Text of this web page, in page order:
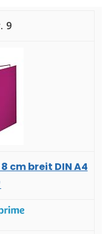
9
cm breit DIN A4